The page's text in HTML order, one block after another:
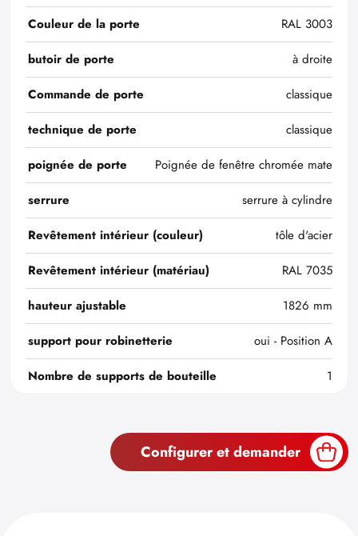
Couleur de la porte
RAL 3003
butoir de porte
à droite
Commande de porte
classique
technique de porte
classique
poignée de porte
Poignée de fenêtre chromée mate
serrure
serrure à cylindre
Revêtement intérieur (couleur)
tôle d'acier
Revêtement intérieur (matériau)
RAL 7035
hauteur ajustable
1826 mm
support pour robinetterie
oui - Position A
Nombre de supports de bouteille
1
Configurer et demander